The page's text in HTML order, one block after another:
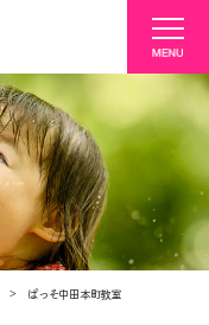
ぱっそ中田本町教室